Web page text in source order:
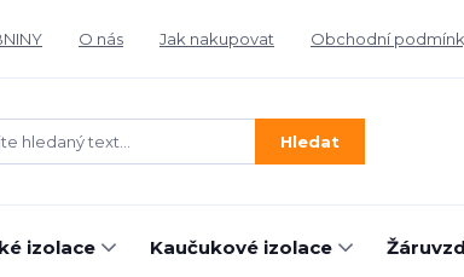
O nás Jak nakupovat Obchodní
Hledat
izolace Kaučukové izolace